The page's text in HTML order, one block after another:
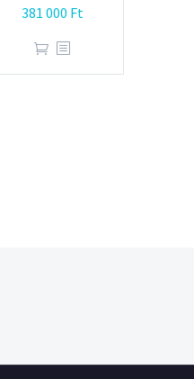
381 000 Ft